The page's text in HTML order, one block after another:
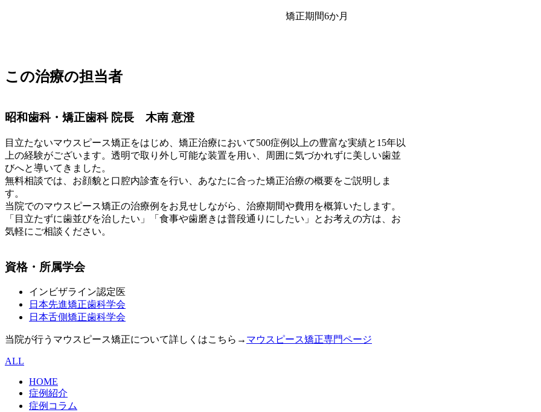
矯正期間6か月
この治療の担当者
昭和歯科・矯正歯科 院長 木南 意澄
目立たないマウスピース矯正をはじめ、矯正治療において500症例以上の豊富な実績と15年以
上の経験がございます。透明で取り外し可能な装置を用い、周囲に気づかれずに美しい歯並
びへと導いてきました。
無料相談では、お顔貌と口腔内診査を行い、あなたに合った矯正治療の概要をご説明しま
す。
当院でのマウスピース矯正の治療例をお見せしながら、治療期間や費用を概算いたします。
「目立たずに歯並びを治したい」「食事や歯磨きは普段通りにしたい」とお考えの方は、お
気軽にご相談ください。
資格・所属学会
インビザライン認定医
日本先進矯正歯科学会
日本舌側矯正歯科学会
当院が行うマウスピース矯正について詳しくはこちら→ マウスピース矯正専門ページ
ALL
HOME
症例紹介
症例コラム